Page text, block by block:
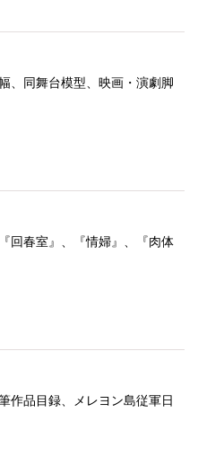
、同舞台模型、映画・演劇脚
回春室』、『情婦』、『肉体
作品目録、メレヨン島従軍日